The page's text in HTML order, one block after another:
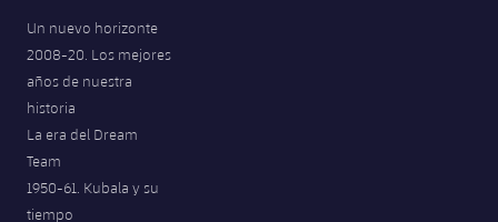
Un nuevo horizonte
2008-20. Los mejores
años de nuestra
historia
La era del Dream
Team
1950-61. Kubala y su
tiempo